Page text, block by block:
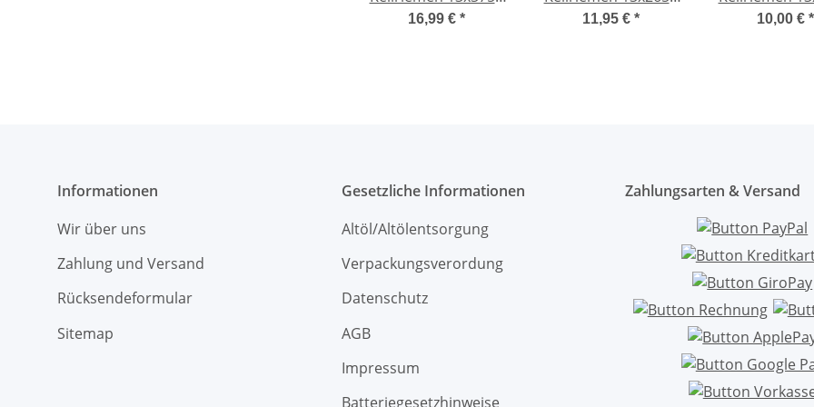
Li
16,99 € *
Li
11,95 € *
Li
10,00 € *
Informationen
Wir über uns
Zahlung und Versand
Rücksendeformular
Sitemap
Gesetzliche Informationen
Altöl/Altölentsorgung
Verpackungsverordung
Datenschutz
AGB
Impressum
Batteriegesetzhinweise
Zahlungsarten & Versand